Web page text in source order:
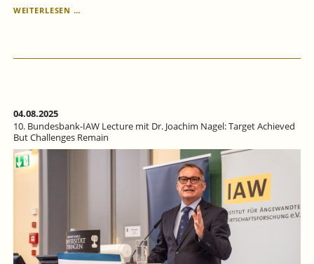
WEITERLESEN …JAHRESVERSAMMLUNG
WAS
DIE
GEOPOLITISCHEN
HERAUSFORDERUNGEN?
04.08.2025
10. Bundesbank-IAW Lecture mit Dr. Joachim Nagel: Target Achieved
But Challenges Remain